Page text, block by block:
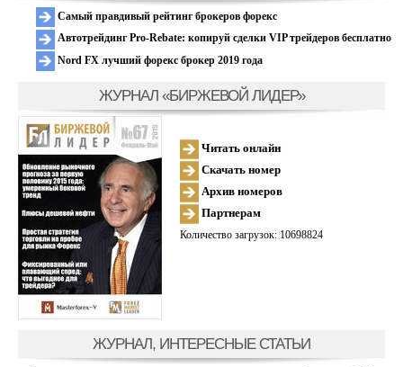
Самый правдивый рейтинг брокеров форекс
Автотрейдинг Pro-Rebate: копируй сделки VIP трейдеров бесплатно
Nord FX лучший форекс брокер 2019 года
ЖУРНАЛ «БИРЖЕВОЙ ЛИДЕР»
Читать онлайн
Скачать номер
Архив номеров
Партнерам
Количество загрузок: 10698824
ЖУРНАЛ, ИНТЕРЕСНЫЕ СТАТЬИ